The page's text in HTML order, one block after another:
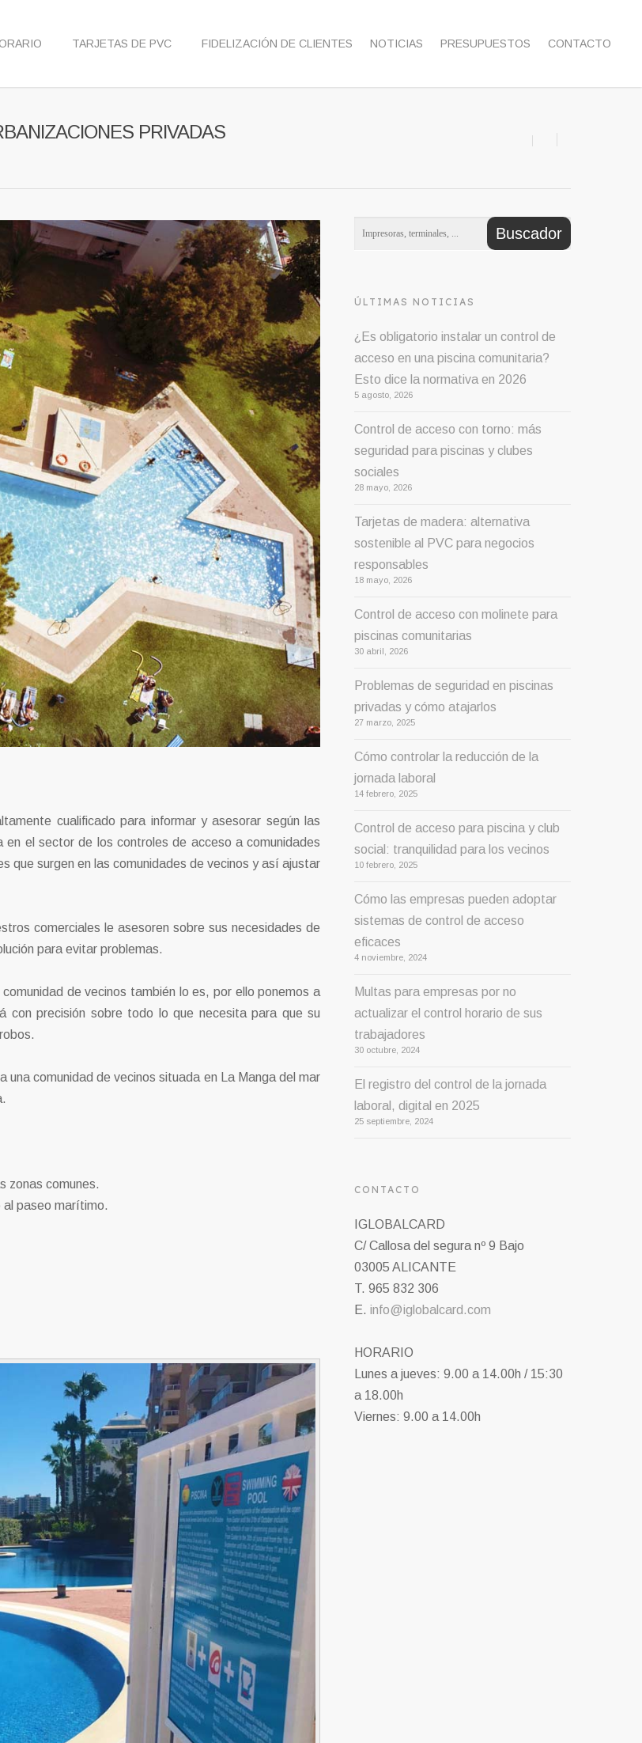
TARJETAS DE PVC FIDELIZACIÓN DE CLIENTES NOTICIAS PRESUPUESTOS CONTACTO
PRIVADAS
cualificado para informar y asesorar según las
el sector de los controles de acceso a comunidades
que surgen en las comunidades de vecinos y así ajustar
comerciales le asesoren sobre sus necesidades de
para evitar problemas.
de vecinos también lo es, por ello ponemos a
con precisión sobre todo lo que necesita para que su
comunidad de vecinos situada en La Manga del mar
zonas comunes.
al paseo marítimo.
ÚLTIMAS NOTICIAS
¿Es obligatorio instalar un control de
acceso en una piscina comunitaria?
Esto dice la normativa en 2026
5 agosto, 2026
Control de acceso con torno: más
seguridad para piscinas y clubes
sociales
28 mayo, 2026
Tarjetas de madera: alternativa
sostenible al PVC para negocios
responsables
18 mayo, 2026
Control de acceso con molinete para
piscinas comunitarias
30 abril, 2026
Problemas de seguridad en piscinas
privadas y cómo atajarlos
27 marzo, 2025
Cómo controlar la reducción de la
jornada laboral
14 febrero, 2025
Control de acceso para piscina y club
social: tranquilidad para los vecinos
10 febrero, 2025
Cómo las empresas pueden adoptar
sistemas de control de acceso
eficaces
4 noviembre, 2024
Multas para empresas por no
actualizar el control horario de sus
trabajadores
30 octubre, 2024
El registro del control de la jornada
laboral, digital en 2025
25 septiembre, 2024
CONTACTO
IGLOBALCARD
C/ Callosa del segura nº 9 Bajo
03005 ALICANTE
T. 965 832 306
E.info@iglobalcard.com
HORARIO
Lunes a jueves: 9.00 a 14.00h / 15:30
a 18.00h
Viernes: 9.00 a 14.00h